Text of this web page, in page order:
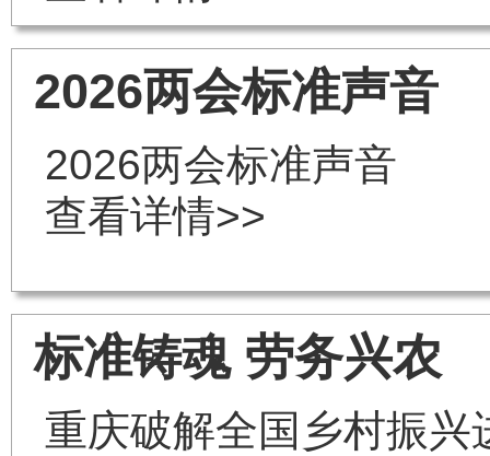
2026两会标准声音
2026两会标准声音
查看详情>>
标准铸魂 劳务兴农
重庆破解全国乡村振兴